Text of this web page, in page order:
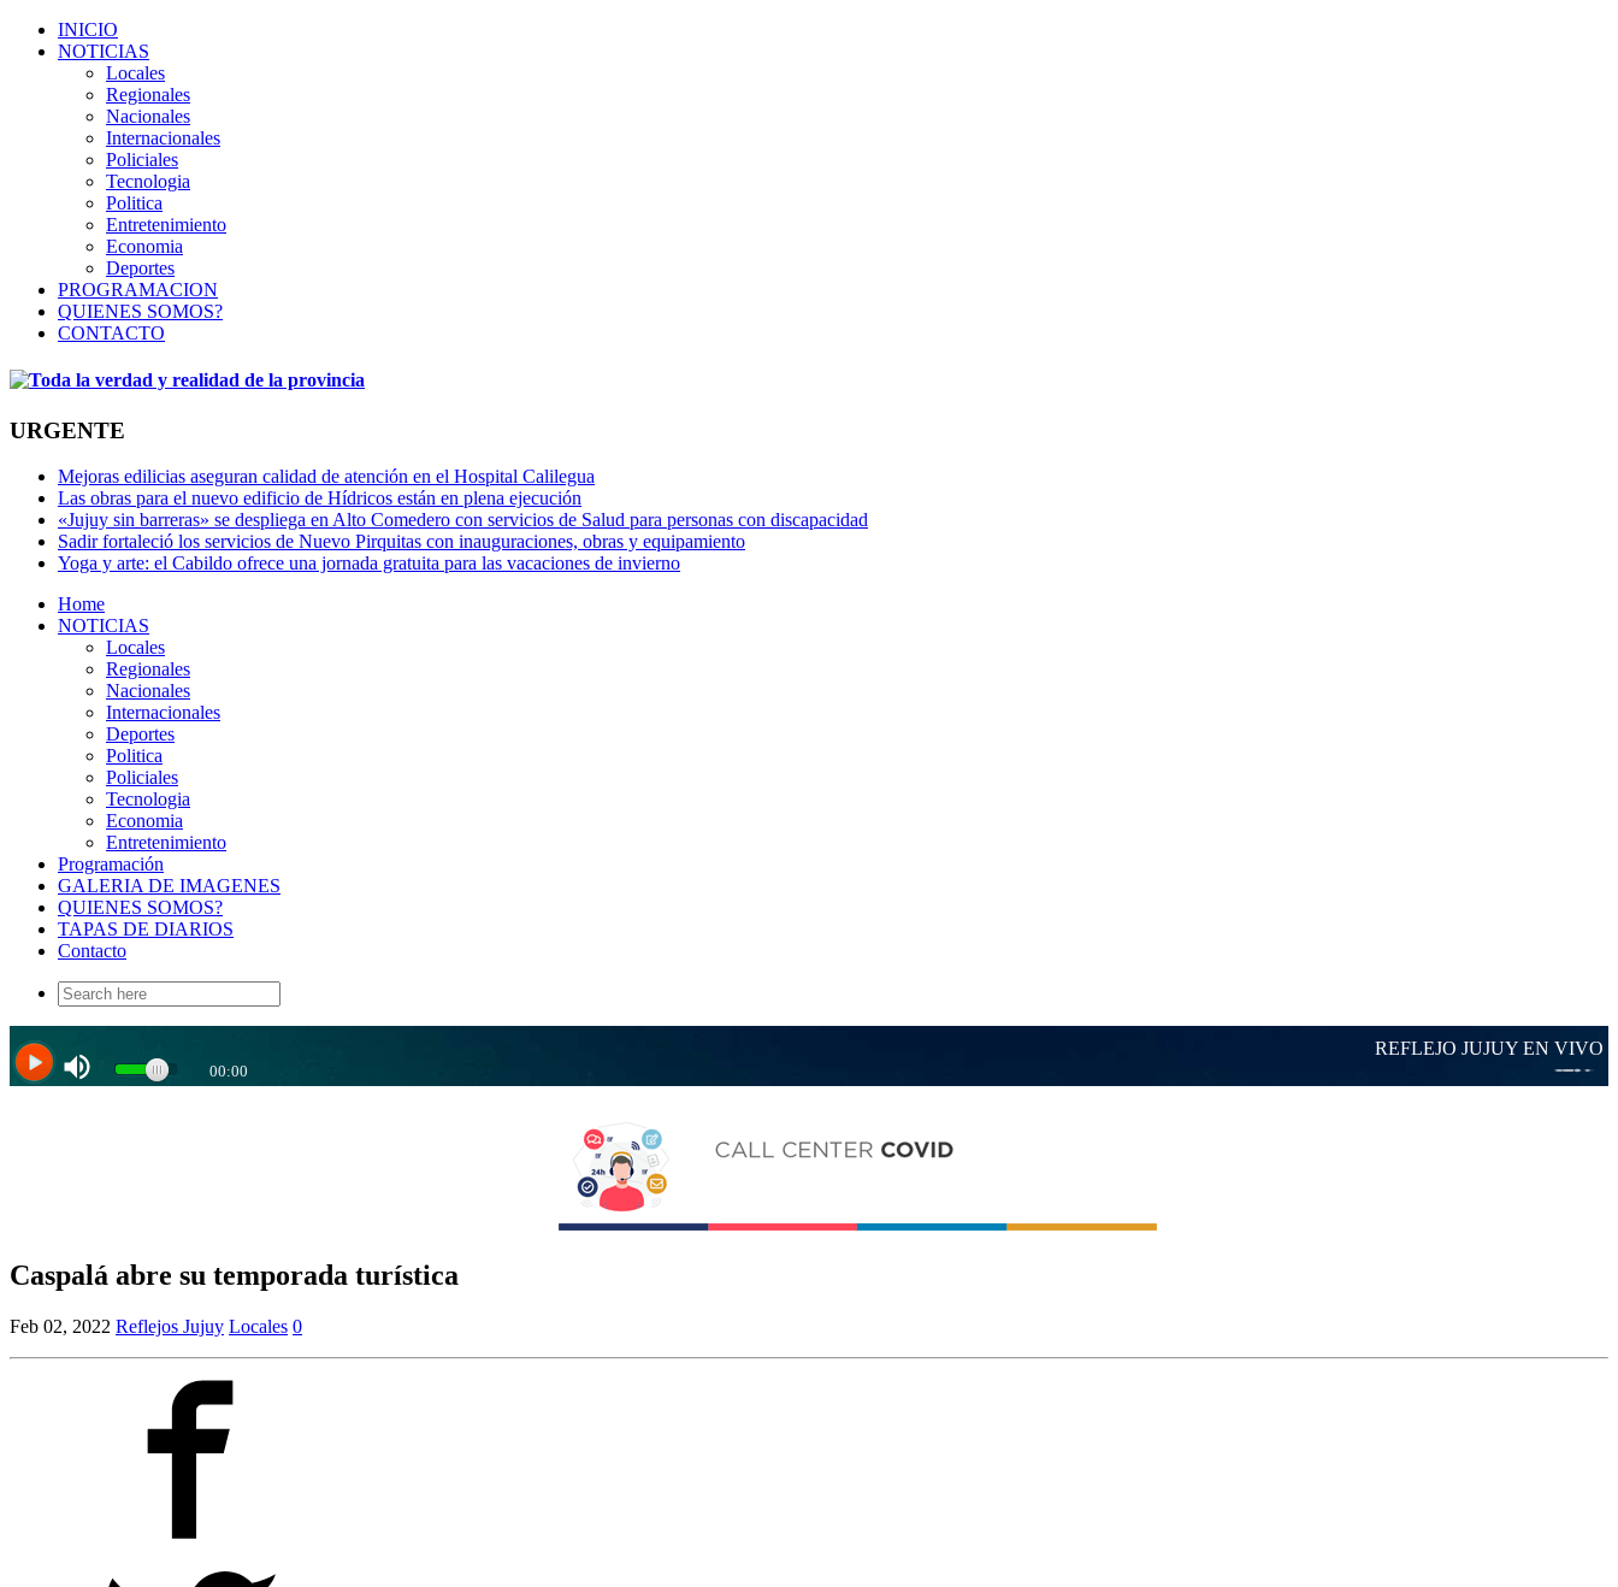
INICIO
NOTICIAS
Locales
Regionales
Nacionales
Internacionales
Policiales
Tecnologia
Politica
Entretenimiento
Economia
Deportes
PROGRAMACION
QUIENES SOMOS?
CONTACTO
URGENTE
Mejoras edilicias aseguran calidad de atención en el Hospital Calilegua
Las obras para el nuevo edificio de Hídricos están en plena ejecución
«Jujuy sin barreras» se despliega en Alto Comedero con servicios de Salud para personas con discapacidad
Sadir fortaleció los servicios de Nuevo Pirquitas con inauguraciones, obras y equipamiento
Yoga y arte: el Cabildo ofrece una jornada gratuita para las vacaciones de invierno
Home
NOTICIAS
Locales
Regionales
Nacionales
Internacionales
Deportes
Politica
Policiales
Tecnologia
Economia
Entretenimiento
Programación
GALERIA DE IMAGENES
QUIENES SOMOS?
TAPAS DE DIARIOS
Contacto
Search
for:
Caspalá abre su temporada turística
Feb 02, 2022 Reflejos Jujuy Locales 0